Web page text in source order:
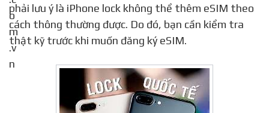
phải lưu ý là iPhone lock không thể thêm eSIM theo
cách thông thường được. Do đó, bạn cần kiểm tra
thật kỹ trước khi muốn đăng ký eSIM.